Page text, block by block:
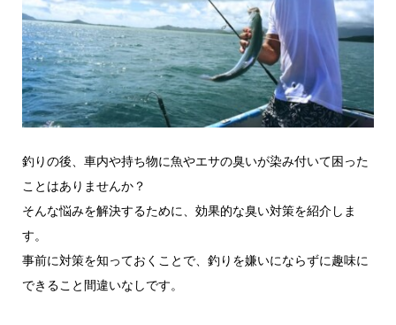
釣りの後、車内や持ち物に魚やエサの臭いが染み付いて困った
ことはありませんか？
そんな悩みを解決するために、効果的な臭い対策を紹介しま
す。
事前に対策を知っておくことで、釣りを嫌いにならずに趣味に
できること間違いなしです。